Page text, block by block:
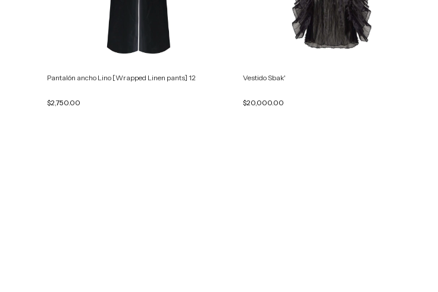
Pantalón ancho Lino [Wrapped Linen pants] 12
$2,750.00
Vestido Sbak'
$20,000.00